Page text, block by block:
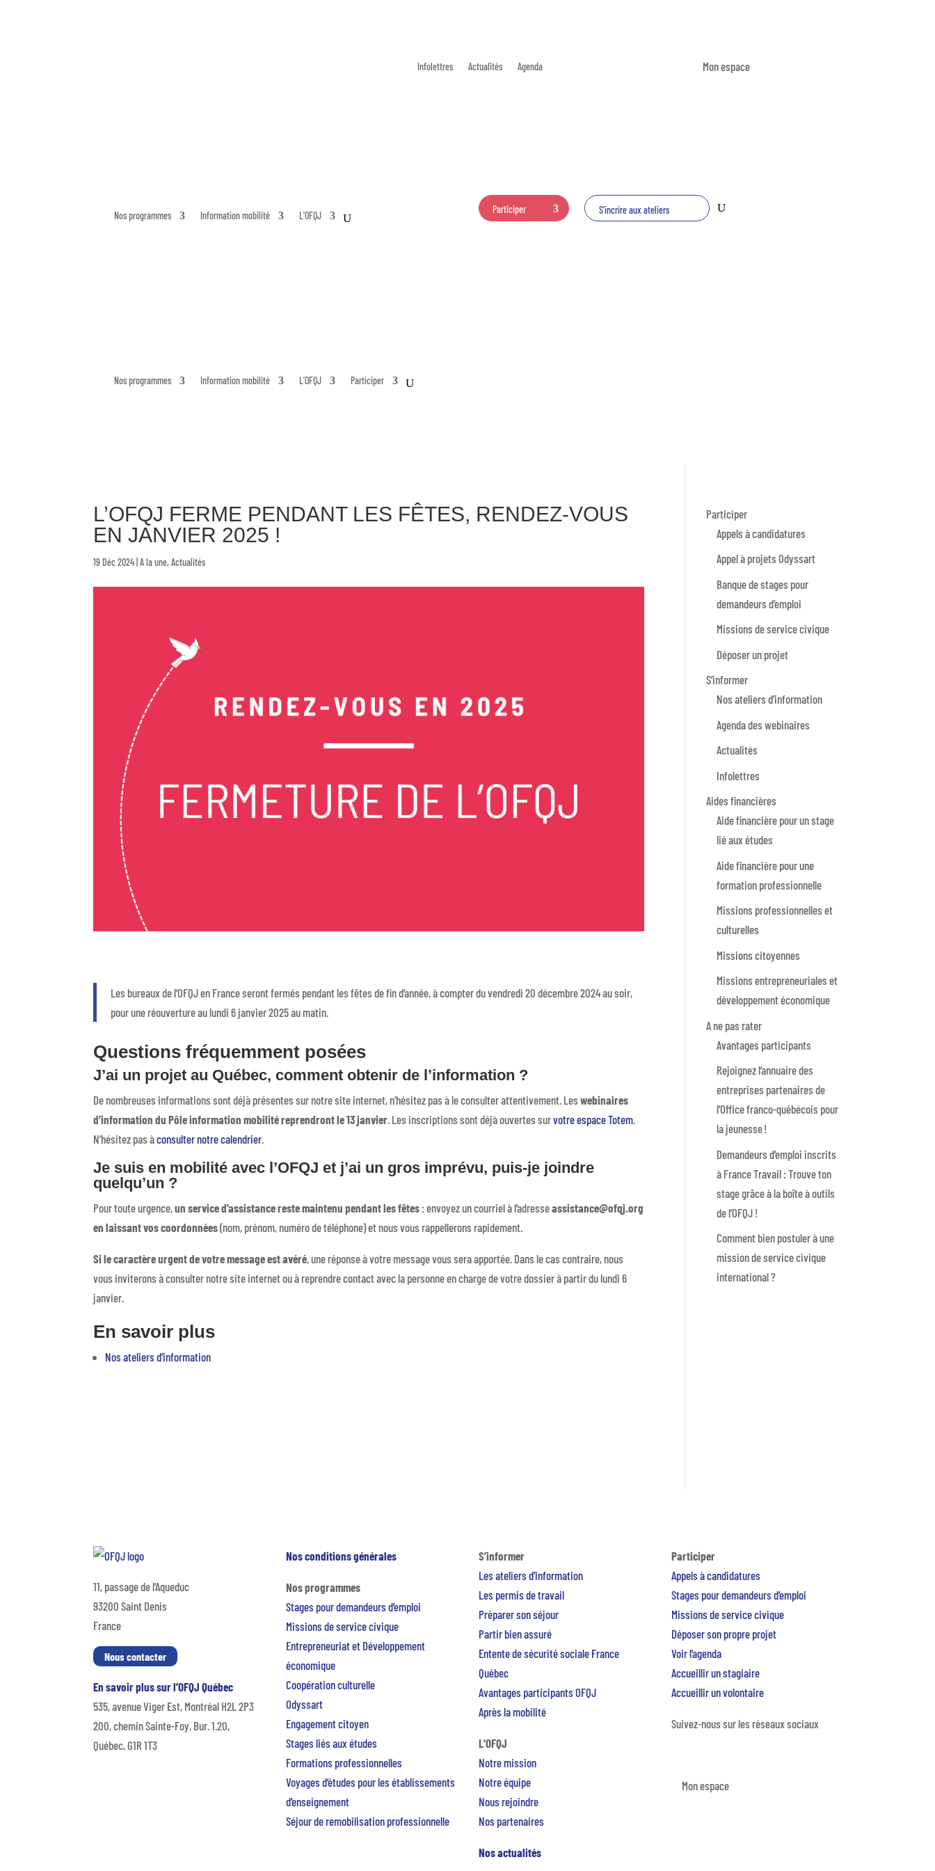
Infolettres Actualités Agenda Mon espace
Nos programmes Information mobilité L’OFQJ
Participer S’incrire aux ateliers
Nos programmes Information mobilité L’OFQJ Participer
L’OFQJ FERME PENDANT LES FÊTES, RENDEZ-VOUS
EN JANVIER 2025 !
19 Déc 2024 |A la une,Actualités
Les bureaux de l’OFQJ en France seront fermés pendant les fêtes de fin d’année, à compter du vendredi 20 décembre 2024 au soir,
pour une réouverture au lundi 6 janvier 2025 au matin.
Questions fréquemment posées
J’ai un projet au Québec, comment obtenir de l’information ?
De nombreuses informations sont déjà présentes sur notre site internet, n’hésitez pas à le consulter attentivement. Leswebinaires
d’information du Pôle information mobilité reprendront le 13 janvier . Les inscriptions sont déjà ouvertes survotre espace Totem
N’hésitez pas àconsulter notre calendrier
Je suis en mobilité avec l’OFQJ et j’ai un gros imprévu, puis-je joindre
quelqu’un ?
Pour toute urgence,un service d’assistance reste maintenu pendant les fêtes : envoyez un courriel à l’adresseassistance@ofqj.org
en laissant vos coordonnées(nom, prénom, numéro de téléphone) et nous vous rappellerons rapidement.
Si le caractère urgent de votre message est avéré, une réponse à votre message vous sera apportée. Dans le cas contraire, nous
vous inviterons à consulter notre site internet ou à reprendre contact avec la personne en charge de votre dossier à partir du lundi 6
janvier.
En savoir plus
Nos ateliers d’information
Participer
Appels à candidatures
Appel à projets Odyssart
Banque de stages pour
demandeurs d’emploi
Missions de service civique
Déposer un projet
S’informer
Nos ateliers d’information
Agenda des webinaires
Actualités
Infolettres
Aides financières
Aide financière pour un stage
lié aux études
Aide financière pour une
formation professionnelle
Missions professionnelles et
culturelles
Missions citoyennes
Missions entrepreneuriales et
développement économique
A ne pas rater
Avantages participants
Rejoignez l’annuaire des
entreprises partenaires de
l’Office franco-québécois pour
la jeunesse !
Demandeurs d’emploi inscrits
à France Travail : Trouve ton
stage grâce à la boîte à outils
de l’OFQJ !
Comment bien postuler à une
mission de service civique
international ?
11, passage de l’Aqueduc
93200 Saint Denis
France
Nous contacter
En savoir plus sur l’OFQJ Québec
535, avenue Viger Est, Montréal H2L 2P3
200, chemin Sainte-Foy, Bur. 1.20,
Québec, G1R 1T3
Nos conditions générales
Nos programmes
Stages pour demandeurs d’emploi
Missions de service civique
Entrepreneuriat et Développement
économique
Coopération culturelle
Odyssart
Engagement citoyen
Stages liés aux études
Formations professionnelles
Voyages d’études pour les établissements
d’enseignement
Séjour de remobilisation professionnelle
S’informer
Les ateliers d’information
Les permis de travail
Préparer son séjour
Partir bien assuré
Entente de sécurité sociale France
Québec
Avantages participants OFQJ
Après la mobilité
L’OFQJ
Notre mission
Notre équipe
Nous rejoindre
Nos partenaires
Nos actualités
Participer
Appels à candidatures
Stages pour demandeurs d’emploi
Missions de service civique
Déposer son propre projet
Voir l’agenda
Accueillir un stagiaire
Accueillir un volontaire
Suivez-nous sur les réseaux sociaux
Mon espace